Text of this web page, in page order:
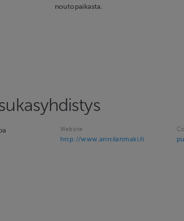
noutopaikasta.
Website
http://www.anttilanmaki.fi